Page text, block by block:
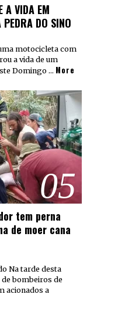
A VIDA EM
DO SINO
motocicleta com
a vida de um
Domingo … More
05
tem perna
de moer cana
Na tarde desta
bombeiros de
acionados a